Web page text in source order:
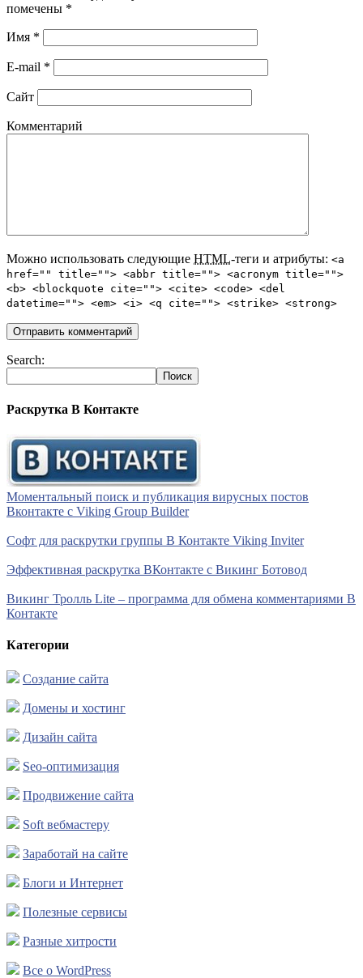
помечены *
Имя *
E-mail *
Сайт
Комментарий
Можно использовать следующие HTML-теги и атрибуты: <a
href="" title=""> <abbr title=""> <acronym title="">
<b> <blockquote cite=""> <cite> <code> <del
datetime=""> <em> <i> <q cite=""> <strike> <strong>
Search:
Раскрутка В Контакте
Моментальный поиск и публикация вирусных постов
Вконтакте с Viking Group Builder
Софт для раскрутки группы В Контакте Viking Inviter
Эффективная раскрутка ВКонтакте с Викинг Ботовод
Викинг Тролль Lite – программа для обмена комментариями В
Контакте
Категории
Создание сайта
Домены и хостинг
Дизайн сайта
Seo-оптимизация
Продвижение сайта
Soft вебмастеру
Заработай на сайте
Блоги и Интернет
Полезные сервисы
Разные хитрости
Все о WordPress